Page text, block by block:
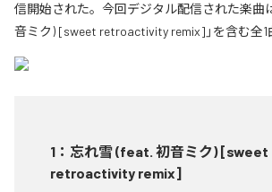
信開始された。今回デジタル配信された楽曲
音ミク) [sweet retroactivity remix]」を含む全1
1 ： 忘れ雪 (feat. 初音ミク) [sweet
retroactivity remix]